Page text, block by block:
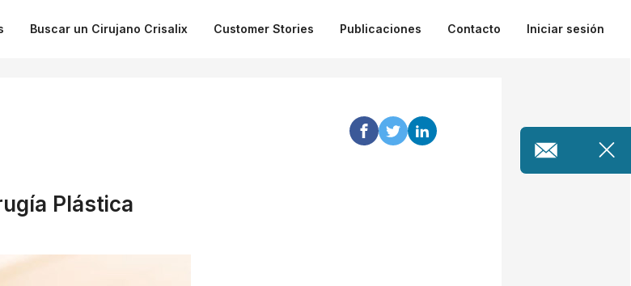
Buscar un Cirujano Crisalix Customer Stories Publicaciones Contacto Iniciar sesión
Plástica